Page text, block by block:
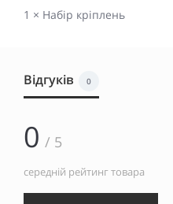
1 × Набір кріплень
Відгуків 0
0 / 5
середній рейтинг товара